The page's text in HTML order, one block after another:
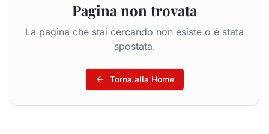
Pagina non trovata
La pagina che stai cercando non esiste o è stata
spostata.
Torna alla Home